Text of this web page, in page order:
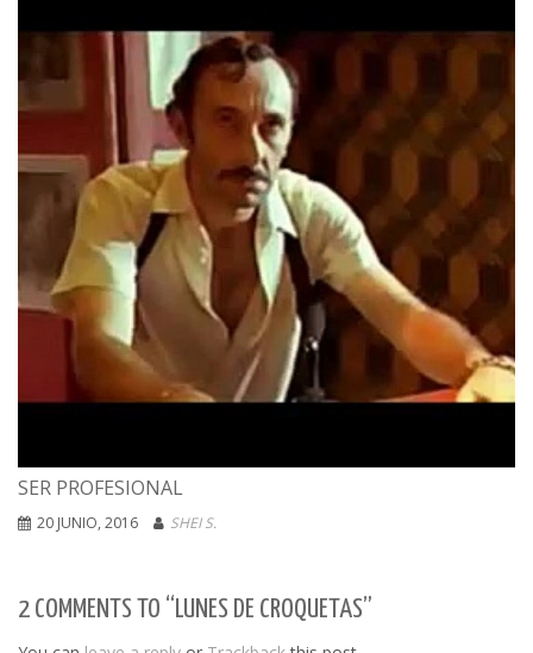
SER PROFESIONAL
20 JUNIO, 2016 SHEI S.
2 COMMENTS TO “LUNES DE CROQUETAS”